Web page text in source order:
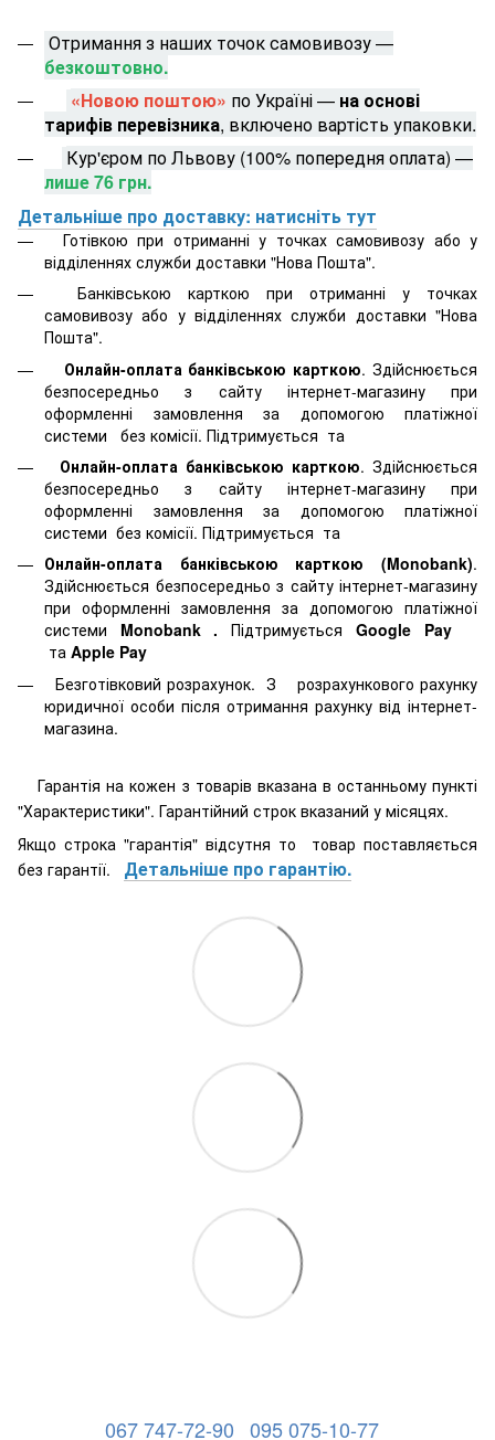
Отримання з наших точок самовивозу —
безкоштовно.
«Новою поштою» по Україні — на основі
тарифів перевізника, включено вартість упаковки.
Кур'єром по Львову (100% попередня оплата) —
лише 76 грн.
Детальніше про доставку: натисніть тут
Готівкою при отриманні у точках самовивозу або у
відділеннях служби доставки "Нова Пошта".
Банківською карткою при отриманні у точках
самовивозу або у відділеннях служби доставки "Нова
Пошта".
Онлайн-оплата банківською карткою. Здійснюється
безпосередньо з сайту інтернет-магазину при
оформленні замовлення за допомогою платіжної
системи
без комісії. Підтримується та
Онлайн-оплата банківською карткою. Здійснюється
безпосередньо з сайту інтернет-магазину при
оформленні замовлення за допомогою платіжної
системи без комісії. Підтримується та
Онлайн-оплата банківською карткою (Monobank).
Здійснюється безпосередньо з сайту інтернет-магазину
при оформленні замовлення за допомогою платіжної
системи Monobank .Підтримується Google Pay
та Apple Pay
Безготівковий розрахунок. З розрахункового рахунку
юридичної особи після отримання рахунку від інтернет-
магазина.
Гарантія на кожен з товарів вказана в останньому пункті
"Характеристики". Гарантійний строк вказаний у місяцях.
Якщо строка "гарантія" відсутня то товар поставляється
без гарантії. Детальніше про гарантію.
067 747-72-90 095 075-10-77